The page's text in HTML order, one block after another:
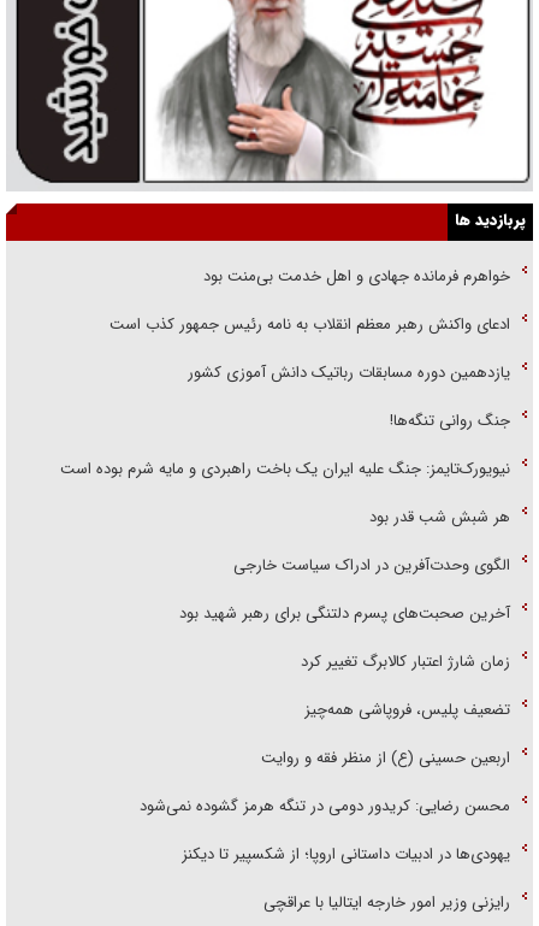
پربازدید ها
خواهرم فرمانده جهادی و اهل خدمت بی‌منت بود
ادعای واکنش رهبر معظم انقلاب به نامه رئیس جمهور کذب است
یازدهمین دوره مسابقات رباتیک دانش آموزی کشور
جنگ روانی تنگه‌ها!
نیویورک‌تایمز: جنگ علیه ایران یک باخت راهبردی و مایه شرم بوده است
هر شبش شب قدر بود
الگوی وحدت‌آفرین در ادراک سیاست خارجی
آخرین صحبت‌های پسرم دلتنگی برای رهبر شهید بود
زمان شارژ اعتبار کالابرگ تغییر کرد
تضعیف پلیس، فروپاشی همه‌چیز
اربعین حسینی (ع) از منظر فقه و روایت
محسن رضایی: کریدور دومی در تنگه هرمز گشوده نمی‌شود
یهودی‌ها در ادبیات داستانی اروپا؛ از شکسپیر تا دیکنز
رایزنی وزیر امور خارجه ایتالیا با عراقچی